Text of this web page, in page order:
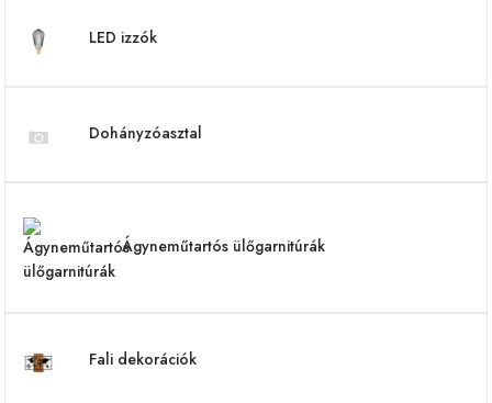
LED izzók
Dohányzóasztal
Ágyneműtartós ülőgarnitúrák
Fali dekorációk